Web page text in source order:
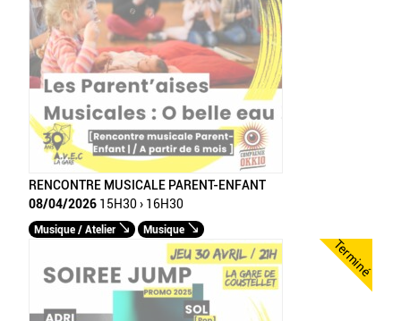
RENCONTRE MUSICALE PARENT-ENFANT
08/04/2026 15H30 › 16H30
Musique / Atelier Musique
Terminé